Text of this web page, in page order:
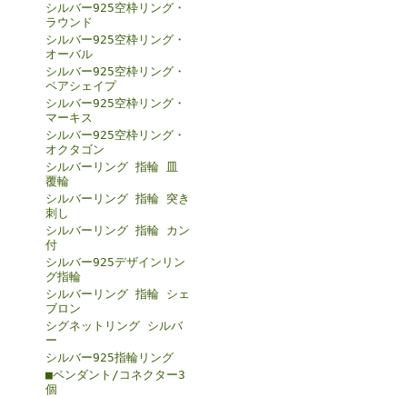
シルバー925空枠リング・
ラウンド
シルバー925空枠リング・
オーバル
シルバー925空枠リング・
ペアシェイプ
シルバー925空枠リング・
マーキス
シルバー925空枠リング・
オクタゴン
シルバーリング 指輪 皿
覆輪
シルバーリング 指輪 突き
刺し
シルバーリング 指輪 カン
付
シルバー925デザインリン
グ指輪
シルバーリング 指輪 シェ
ブロン
シグネットリング シルバ
ー
シルバー925指輪リング
■ペンダント/コネクター3
個